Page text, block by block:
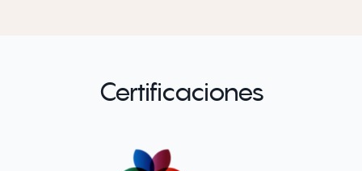
Certificaciones